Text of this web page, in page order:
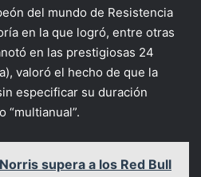
del mundo de Resistencia
en la que logró, entre otras
en las prestigiosas 24
valoró el hecho de que la
especificar su duración
“multianual”.
Norris supera a los Red Bull